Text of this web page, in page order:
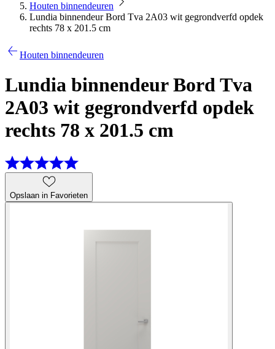
Houten binnendeuren
Lundia binnendeur Bord Tva 2A03 wit gegrondverfd opdek
rechts 78 x 201.5 cm
Houten binnendeuren
Lundia binnendeur Bord Tva
2A03 wit gegrondverfd opdek
rechts 78 x 201.5 cm
Opslaan in Favorieten